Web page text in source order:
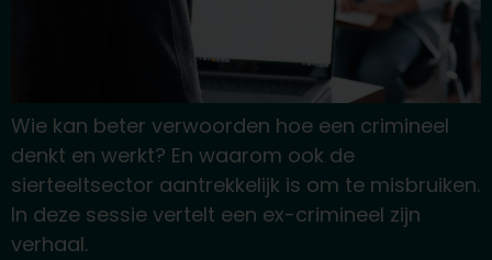
Wie kan beter verwoorden hoe een crimineel
denkt en werkt? En waarom ook de
sierteeltsector aantrekkelijk is om te misbruiken.
In deze sessie vertelt een ex-crimineel zijn
verhaal.